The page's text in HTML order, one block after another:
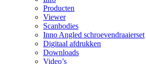
Producten
Viewer
Scanbodies
Inno Angled schroevendraaierset
Digitaal afdrukken
Downloads
Video’s